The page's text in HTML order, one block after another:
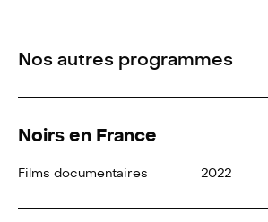
Nos autres programmes
Noirs en France
Films documentaires 2022